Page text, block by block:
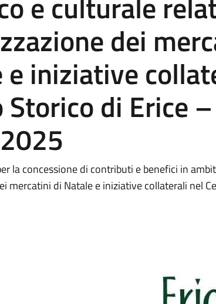
dei
e iniziative
Storico di Erice
la concessione di contributi e benefici in
mercatini di Natale e iniziative collaterali nel